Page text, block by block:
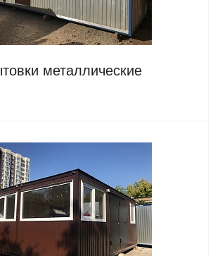
металлические